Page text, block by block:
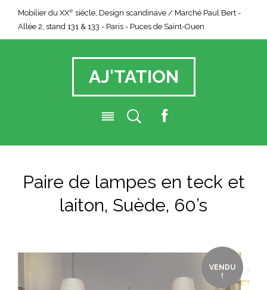
Mobilier du XXe siècle, Design scandinave / Marché Paul Bert -
Allée 2, stand 131 & 133 - Paris - Puces de Saint-Ouen
AJ'TATION
a
b
o
o
Paire de lampes en teck et
laiton, Suède, 60’s
VENDU
!